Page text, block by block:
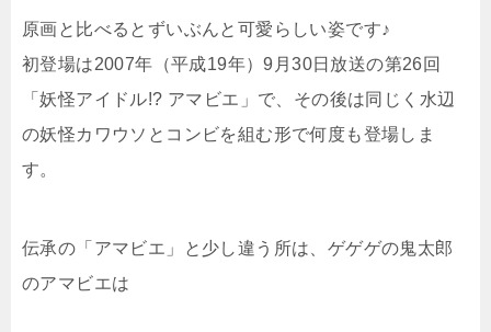
原画と比べるとずいぶんと可愛らしい姿です♪
初登場は2007年（平成19年）9月30日放送の第26回
「妖怪アイドル!? アマビエ」で、その後は同じく水辺
の妖怪カワウソとコンビを組む形で何度も登場しま
す。
伝承の「アマビエ」と少し違う所は、ゲゲゲの鬼太郎
のアマビエは